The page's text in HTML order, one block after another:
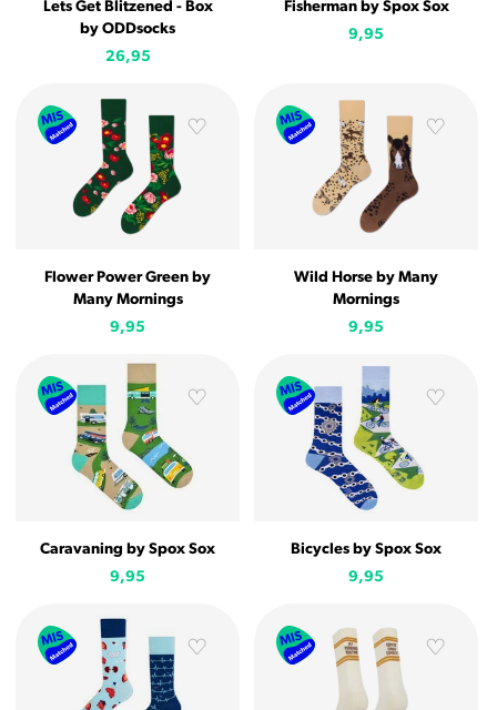
Lets Get Blitzened - Box
by ODDsocks
26,95
Fisherman by Spox Sox
9,95
Flower Power Green by
Many Mornings
9,95
Wild Horse by Many
Mornings
9,95
Caravaning by Spox Sox
9,95
Bicycles by Spox Sox
9,95